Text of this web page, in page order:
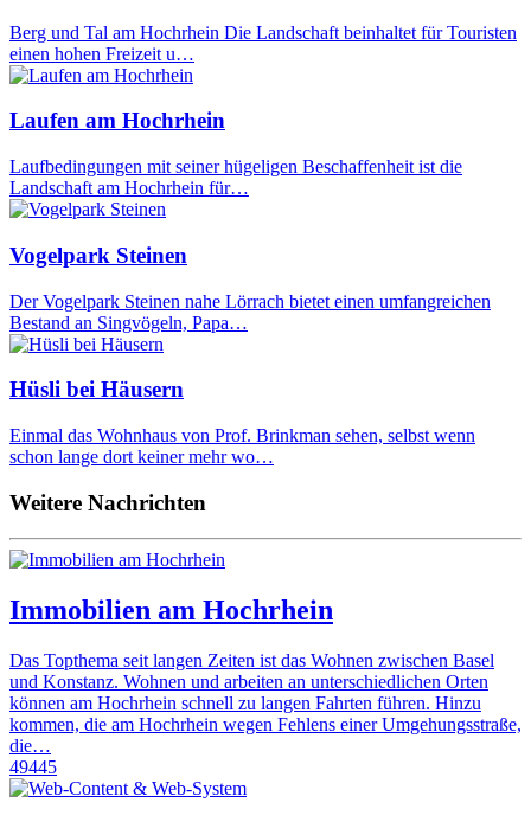
Berg und Tal am Hochrhein Die Landschaft beinhaltet für Touristen
einen hohen Freizeit u…
Laufen am Hochrhein
Laufbedingungen mit seiner hügeligen Beschaffenheit ist die
Landschaft am Hochrhein für…
Vogelpark Steinen
Der Vogelpark Steinen nahe Lörrach bietet einen umfangreichen
Bestand an Singvögeln, Papa…
Hüsli bei Häusern
Einmal das Wohnhaus von Prof. Brinkman sehen, selbst wenn
schon lange dort keiner mehr wo…
Weitere Nachrichten
Immobilien am Hochrhein
Das Topthema seit langen Zeiten ist das Wohnen zwischen Basel
und Konstanz. Wohnen und arbeiten an unterschiedlichen Orten
können am Hochrhein schnell zu langen Fahrten führen. Hinzu
kommen, die am Hochrhein wegen Fehlens einer Umgehungsstraße,
die…
49445